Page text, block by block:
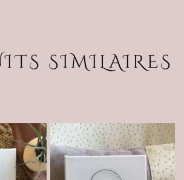
SIMILAIRES